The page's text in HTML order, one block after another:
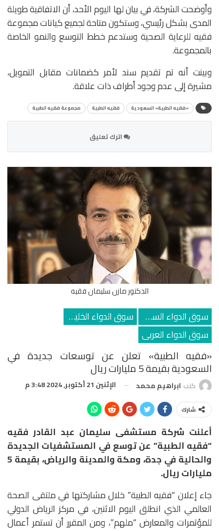
وأوضحت الشركة، في بيان لها اليوم الأحد، أن الاتفاقية طويلة
المدى بشكل رئيسي، وستكون متاحة لجميع كيانات مجموعة
فقيه للرعاية الصحية وستدعم خطط التوسع والنمو الخاصة
بالمجموعة.
وبينت أنه تم تقديم سند لأمر كضمانات مقابل التمويل،
مشيرة إلى عدم وجود أطراف ذات علاقة.
«فقيه الطبية» السعودية فقيه الطبية مجموعة فقيه الطبية
اترك تعليق
الدكتور مازن سليمان فقيه
سوق الدواء السعودي
سوق الدواء الخليجي
سوق الدواء العربى
«فقيه الطبية» تعلن عن توسعات جديدة في
السعودية بقيمة 5 مليارات ريال
كتب ابراهيم محمد الإثنين 21 أكتوبر, 2024 3:48 م
شارك
أعلنت شركة مستشفى سليمان عبد القادر فقيه
“فقيه الطبية” عن توسع في المستشفيات الجديدة
والحالية في جدة، ومكة والمدينة والرياض، بقيمة 5
مليارات ريال.
جاء إعلان “فقيه الطبية” خلال مشاركتها في ملتقى الصحة
العالمي الذي انطلق اليوم الاثنين، في مركز الرياض الدولي
للمؤتمرات والمعارض “ملهم”، ومن المقرر أن تستمر أعمال